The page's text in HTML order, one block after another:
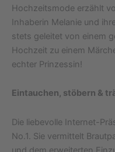
Hochzeitsmode erzählt
Inhaberin Melanie und
stets geleitet von einem
Hochzeit zu einem
echter Prinzessin!
Eintauchen, stöbern &
Die liebevolle Internet-
No.1. Sie vermittelt